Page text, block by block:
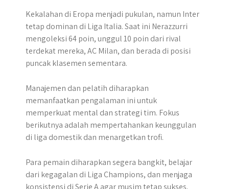
Kekalahan di Eropa menjadi pukulan, namun Inter
tetap dominan di Liga Italia. Saat ini Nerazzurri
mengoleksi 64 poin, unggul 10 poin dari rival
terdekat mereka, AC Milan, dan berada di posisi
puncak klasemen sementara.
Manajemen dan pelatih diharapkan
memanfaatkan pengalaman ini untuk
memperkuat mental dan strategi tim. Fokus
berikutnya adalah mempertahankan keunggulan
di liga domestik dan menargetkan trofi.
Para pemain diharapkan segera bangkit, belajar
dari kegagalan di Liga Champions, dan menjaga
konsistensi di Serie A agar musim tetap sukses.